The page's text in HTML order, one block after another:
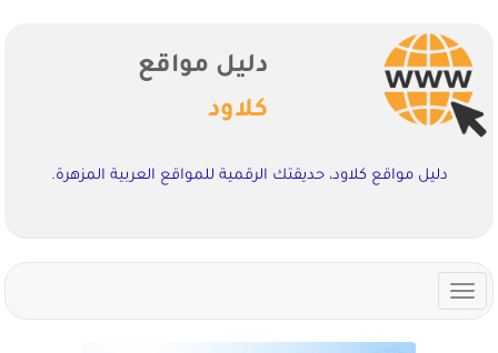
دليل مواقع
كلاود
دليل مواقع كلاود، حديقتك الرقمية للمواقع العربية المزهرة.
Toggle
navigation